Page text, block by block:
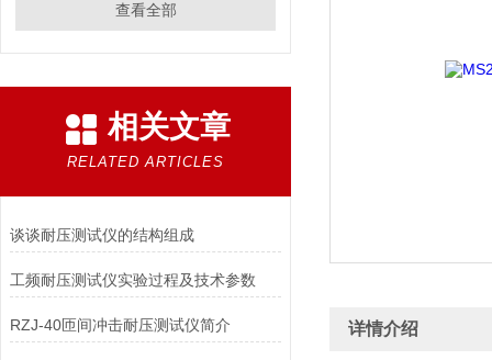
查看全部
相关文章
RELATED ARTICLES
谈谈耐压测试仪的结构组成
工频耐压测试仪实验过程及技术参数
RZJ-40匝间冲击耐压测试仪简介 详情介绍